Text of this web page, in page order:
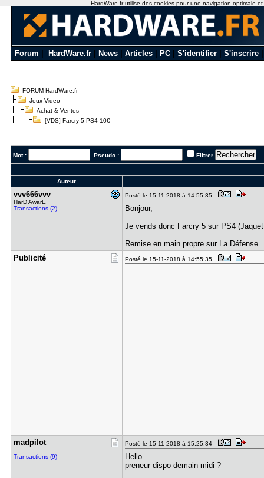
Forum HardWare.fr News Articles PC S'identifier S'inscrire
FORUM HardWare.fr
Jeux Video
Achat & Ventes
[VDS] Farcry 5 PS4 10€
Mot : Pseudo : Filtrer
Auteur
vvv666vvv
HarD AwarE
Transactions (2)
Posté le 15-11-2018 à 14:55:35
Bonjour,
Je vends donc Farcry 5 sur PS4
Remise en main propre sur La Défense.
Publicité
Posté le 15-11-2018 à 14:55:35
madpilot
Transactions (9)
Posté le 15-11-2018 à 15:25:34
Hello
preneur dispo demain midi ?
HardWare.fr utilise des cookies pour une navigation optimale